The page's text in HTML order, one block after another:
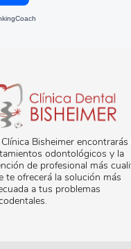
Clínica Bisheimer encontrarás
odontológicos y la
de profesional más
te ofrecerá la solución más
a tus problemas